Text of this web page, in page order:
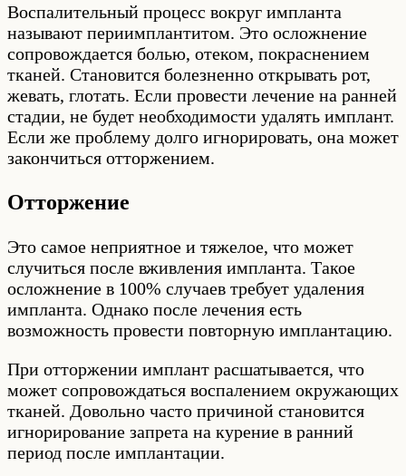
Воспалительный процесс вокруг импланта
называют периимплантитом. Это осложнение
сопровождается болью, отеком, покраснением
тканей. Становится болезненно открывать рот,
жевать, глотать. Если провести лечение на ранней
стадии, не будет необходимости удалять имплант.
Если же проблему долго игнорировать, она может
закончиться отторжением.
Отторжение
Это самое неприятное и тяжелое, что может
случиться после вживления импланта. Такое
осложнение в 100% случаев требует удаления
импланта. Однако после лечения есть
возможность провести повторную имплантацию.
При отторжении имплант расшатывается, что
может сопровождаться воспалением окружающих
тканей. Довольно часто причиной становится
игнорирование запрета на курение в ранний
период после имплантации.